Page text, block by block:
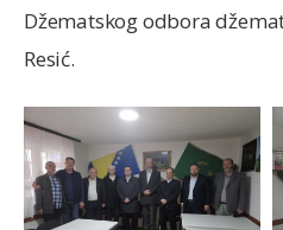
Džematskog odbora
Resić.